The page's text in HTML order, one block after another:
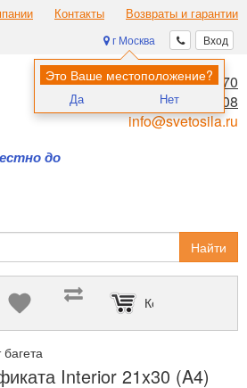
Контакты Возвраты и гарантии
Вход
г Москва
Это Ваше местоположение?
Да Нет
до
8 (495) 970-00-70
8 (800) 700-11-08
info@svetosila.ru
Найти
Корзина пуста
багета
Interior 21x30 (A4)